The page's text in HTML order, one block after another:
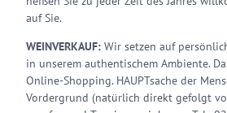
auf Sie.
WEINVERKAUF: Wir setzen auf
in unserem authentischem Ambiente.
Online-Shopping. HAUPTsache der
Vordergrund (natürlich direkt gefolgt